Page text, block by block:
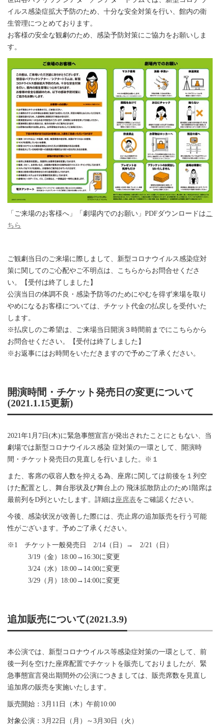
イルス感染症拡大予防のため、十分な安全対策を行い、館内の衛
生管理につとめております。
お客様の安全な観劇のため、感染予防対策にご協力をお願いしま
す。
「ご来場のお客様へ」「劇場内でのお願い」PDFダウンロードは こ
ちら
ご観劇当日のご来場に際しまして、新型コロナウイルス感染症対
策に関してのご心配やご不明点は、こちらからお問合せくださ
い。【受付は終了しました】
公演当日の体調不良・感染予防等のためにやむを得ず来場を取り
やめになるお客様については、チケット代金の払戻しを受付いた
します。
※払戻しのご希望は、ご来場当日開演３時間前までにこちらから
お問合せください。【受付は終了しました】
※お返事にはお時間をいただきますので予めご了承ください。
開演時間・チケット発売日の変更について
(2021.1.15更新)
2021年1⽉7⽇(⽊)に緊急事態宣⾔が発出されたことにともない、当
劇場では新型コロナウイルス感染 症対策の⼀環として、開演時
間・チケット発売⽇の⾒直しを⾏いました。※１
また、客席の収容⼈数を抑える為、座席に関しては前後を１列空
けた配置とし、舞台形状及び舞台上の ⾶沫拡散防⽌のため1階席は
最前列をD列といたします。詳細は座席表をご確認ください。
今後、感染状況が改善した際には、売⽌席の追加販売を⾏う可能
性がございます。予めご了承ください。
※1 チケット⼀般発売⽇ 2/14（⽇）→ 2/21（⽇）
3/19（⾦）18:00→16:30に変更
3/24（⽔）18:00→14:00に変更
3/29（⽉）18:00→14:00に変更
追加販売について(2021.3.9)
本公演では、新型コロナウイルス等感染症対策の一環として、前
後一列を空けた座席配置でチケットを販売しておりましたが、緊
急事態宣言発出期間外の公演につきましては、販売席数を見直し
追加席の販売を実施いたします。
販売開始：3月11日（木）午前10:00
対象公演：3月22日（月）～3月30日（火）